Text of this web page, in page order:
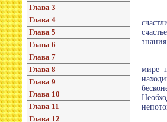
Глава 3
Глава 4
Глава 5
Глава 6
Глава 7
Глава 8
Глава 9
Глава 10
Глава 11
Глава 12
мире